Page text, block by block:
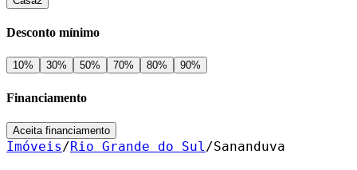
Desconto mínimo
10% 30% 50% 70% 80% 90%
Financiamento
Aceita financiamento
Imóveis/Rio Grande do Sul/Sananduva